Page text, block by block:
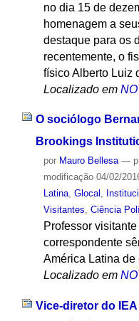
no dia 15 de
homenagem a
destaque para os
recentemente, o
físico Alberto Luiz
Localizado em
O sociólogo
Brookings
por Mauro Bellesa —
modificação04/02/
Latina, Glocal ,
Visitantes, Ciência
Professor
correspondente
América Latina de
Localizado em
Vice-diretor do